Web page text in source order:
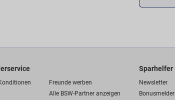
Freunde werben
Alle BSW-Partner anzeigen
Sparhelfer
Newsletter
Bonusmelder